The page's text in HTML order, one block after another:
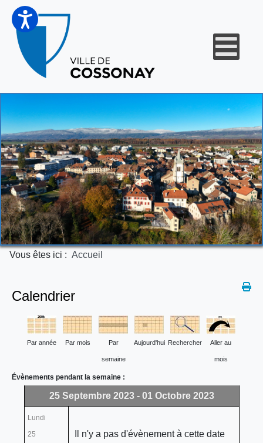
Vous êtes ici : Accueil
Calendrier
Par année Par mois Par
semaine
Aujourd'hui Rechercher Aller au
mois
Évènements pendant la semaine :
25 Septembre 2023 - 01 Octobre 2023
Lundi
25
Il n'y a pas d'évènement à cette date